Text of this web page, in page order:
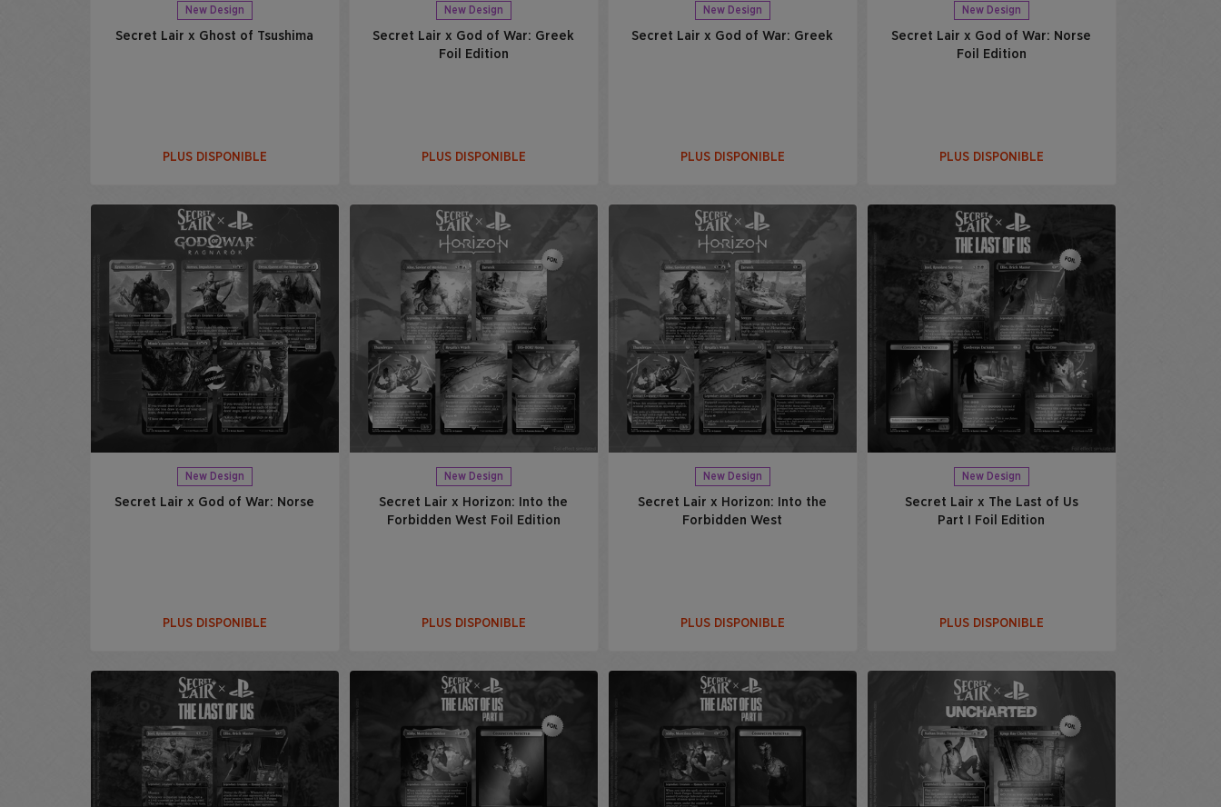
New Design
Secret Lair x Ghost of Tsushima
PLUS DISPONIBLE
New Design
Secret Lair x God of War: Greek
Foil Edition
PLUS DISPONIBLE
New Design
Secret Lair x God of War: Greek
PLUS DISPONIBLE
New Design
Secret Lair x God of War: Norse
Foil Edition
PLUS DISPONIBLE
New Design
Secret Lair x God of War: Norse
PLUS DISPONIBLE
New Design
Secret Lair x Horizon: Into the
Forbidden West Foil Edition
PLUS DISPONIBLE
New Design
Secret Lair x Horizon: Into the
Forbidden West
PLUS DISPONIBLE
New Design
Secret Lair x The Last of Us
Part I Foil Edition
PLUS DISPONIBLE